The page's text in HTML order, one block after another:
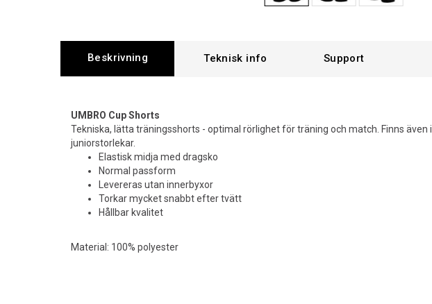
Beskrivning Support
UMBRO Cup Shorts
Tekniska, lätta träningsshorts - optimal rörlighet för träning och match. Finns även i
juniorstorlekar.
Elastisk midja med dragsko
Normal passform
Levereras utan innerbyxor
Torkar mycket snabbt efter tvätt
Hållbar kvalitet
Material: 100% polyester